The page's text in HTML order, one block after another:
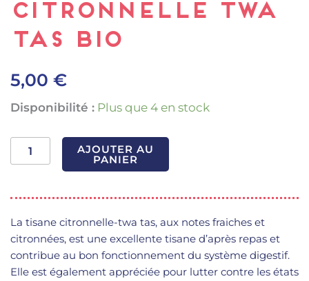
Citronnelle Twa
tas BIO
5,00 €
Disponibilité : Plus que 4 en stock
quantité
Citronnelle
AJOUTER AU
PANIER
La tisane citronnelle-twa tas, aux notes fraiches et
citronnées, est une excellente tisane d’après repas et
contribue au bon fonctionnement du système digestif.
Elle est également appréciée pour lutter contre les états